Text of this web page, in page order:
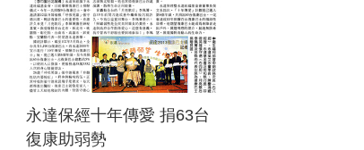
永達保經十年傳愛 捐63台
復康助弱勢